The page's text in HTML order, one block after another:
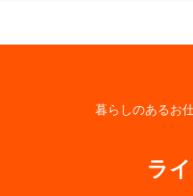
暮らしのあるお
ラ